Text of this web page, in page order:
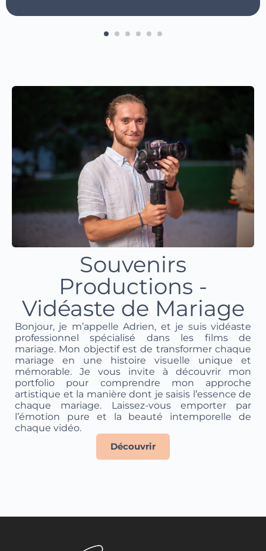
Souvenirs
Productions -
Vidéaste de Mariage
Bonjour, je m’appelle Adrien, et je suis vidéaste
professionnel spécialisé dans les films de
mariage. Mon objectif est de transformer chaque
mariage en une histoire visuelle unique et
mémorable. Je vous invite à découvrir mon
portfolio pour comprendre mon approche
artistique et la manière dont je saisis l’essence de
chaque mariage. Laissez-vous emporter par
l’émotion pure et la beauté intemporelle de
chaque vidéo.
Découvrir